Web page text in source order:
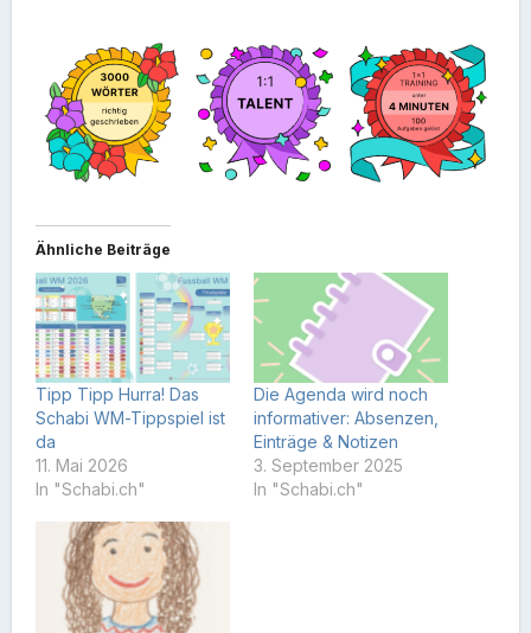
Ähnliche Beiträge
Tipp Tipp Hurra! Das
Schabi WM-Tippspiel ist
da
11. Mai 2026
In "Schabi.ch"
Die Agenda wird noch
informativer: Absenzen,
Einträge & Notizen
3. September 2025
In "Schabi.ch"